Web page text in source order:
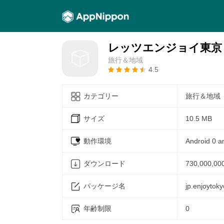
レッツエンジョイ東京
旅行＆地域
4.5
カテゴリー 旅行＆地域
サイズ 10.5 MB
動作環境 Android 0
ダウンロード
パッケージ名
年齢制限 0